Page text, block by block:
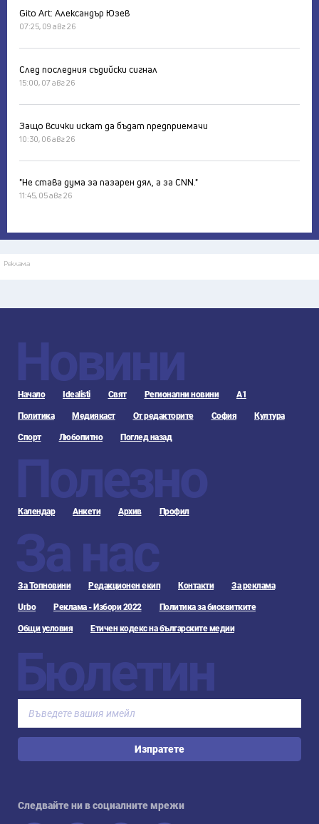
Gito Art: Александър Юзев
07:25, 09 авг 26
След последния съдийски сигнал
15:00, 07 авг 26
Защо всички искат да бъдат предприемачи
10:30, 06 авг 26
"Не става дума за пазарен дял, а за CNN."
11:45, 05 авг 26
Реклама
Новини
Начало Idealisti Свят Регионални новини А1
Политика Медиякаст От редакторите София Култура
Спорт Любопитно Поглед назад
Полезно
Календар Анкети Архив Профил
За нас
За Топновини Редакционен екип Контакти За реклама
Urbo Реклама - Избори 2022 Политика за бисквитките
Общи условия Етичен кодекс на българските медии
Бюлетин
Изпратете
Следвайте ни в социалните мрежи